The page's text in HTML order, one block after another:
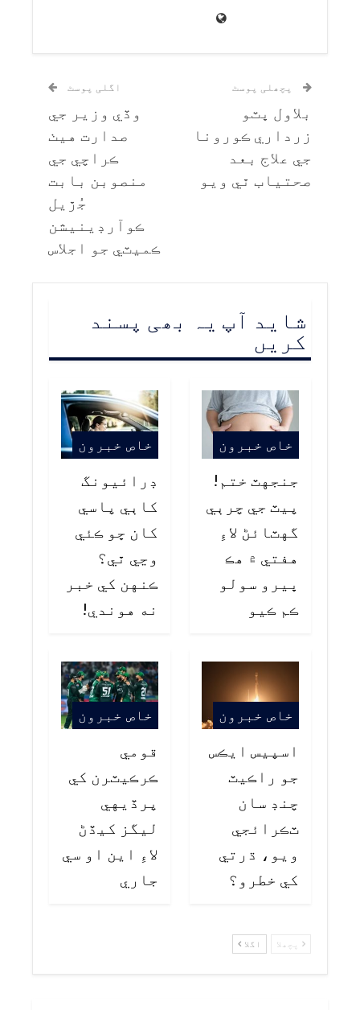
پچھلی پوسٹ
بلاول ڀٽو
زرداري ڪورونا
جي علاج بعد
صحتياب ٿي ويو
اگلی پوسٹ
وڏي وزير جي
صدارت هيٺ
ڪراچي جي
منصوبن بابت
جُڙيل
ڪوآرڊينيشن
ڪميٽي جو اجلاس
شاید آپ یہ بھی پسند
کریں
خاص خبرون
جنجهٽ ختم!
پيٽ جي چرٻي
گهٽائڻ لاءِ
هفتي ۾ هڪ
ڀيرو سولو
ڪم ڪيو
خاص خبرون
ڊرائيونگ
کاٻي پاسي
کان ڇو ڪئي
وڃي ٿي؟
ڪنهن کي خبر
نه هوندي!
خاص خبرون
اسپيس ايڪس
جو راڪيٽ
چنڊ سان
ٽڪرائجي
ويو، ڌرتي
کي خطرو؟
خاص خبرون
قومي
ڪرڪيٽرن کي
پرڏيهي
ليگز کيڏڻ
لاءِ اين او سي
جاري
پچھلا اگلا